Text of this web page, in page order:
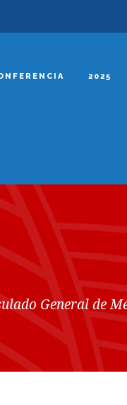
2025
General de